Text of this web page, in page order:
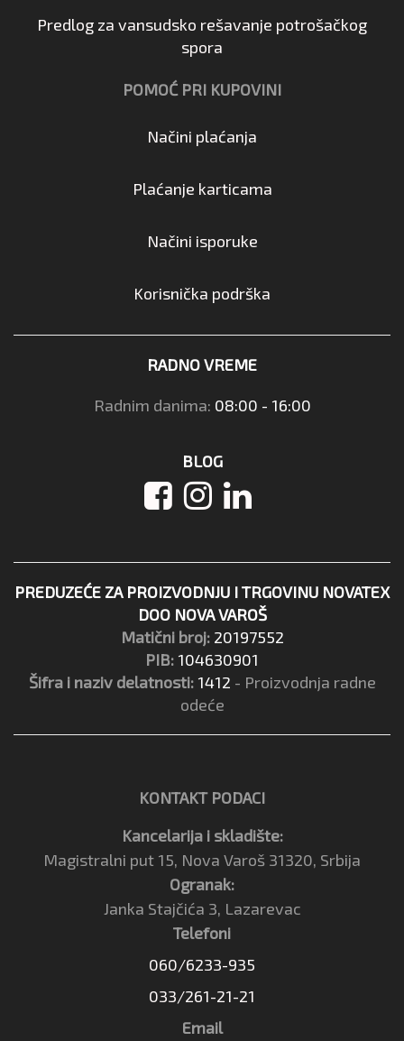
Predlog za vansudsko rešavanje potrošačkog
spora
POMOĆ PRI KUPOVINI
Načini plaćanja
Plaćanje karticama
Načini isporuke
Korisnička podrška
RADNO VREME
Radnim danima: 08:00 - 16:00
BLOG
PREDUZEĆE ZA PROIZVODNJU I TRGOVINU NOVATEX
DOO NOVA VAROŠ
Matični broj: 20197552
PIB: 104630901
Šifra i naziv delatnosti: 1412 - Proizvodnja radne
odeće
KONTAKT PODACI
Kancelarija i skladište:
Magistralni put 15, Nova Varoš 31320, Srbija
Ogranak:
Janka Stajčića 3, Lazarevac
Telefoni
060/6233-935
033/261-21-21
Email